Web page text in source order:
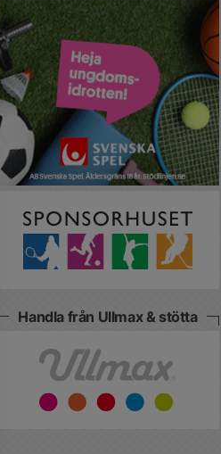
Handla från Ullmax & stötta